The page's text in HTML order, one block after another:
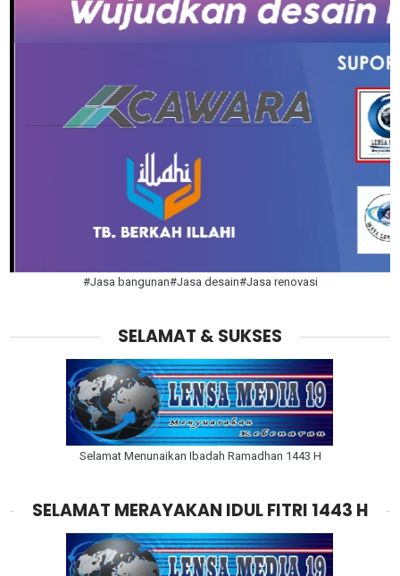
#Jasa bangunan#Jasa desain#Jasa renovasi
SELAMAT & SUKSES
Selamat Menunaikan Ibadah Ramadhan 1443 H
SELAMAT MERAYAKAN IDUL FITRI 1443 H